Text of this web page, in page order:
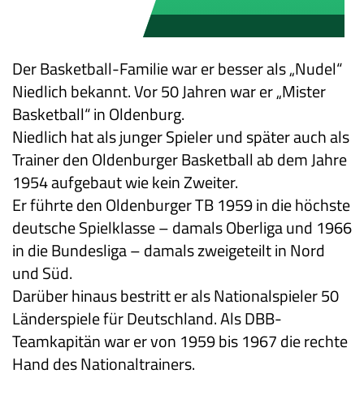
Der Basketball-Familie war er besser als „Nudel“
Niedlich bekannt. Vor 50 Jahren war er „Mister
Basketball“ in Oldenburg.
Niedlich hat als junger Spieler und später auch als
Trainer den Oldenburger Basketball ab dem Jahre
1954 aufgebaut wie kein Zweiter.
Er führte den Oldenburger TB 1959 in die höchste
deutsche Spielklasse – damals Oberliga und 1966
in die Bundesliga – damals zweigeteilt in Nord
und Süd.
Darüber hinaus bestritt er als Nationalspieler 50
Länderspiele für Deutschland. Als DBB-
Teamkapitän war er von 1959 bis 1967 die rechte
Hand des Nationaltrainers.